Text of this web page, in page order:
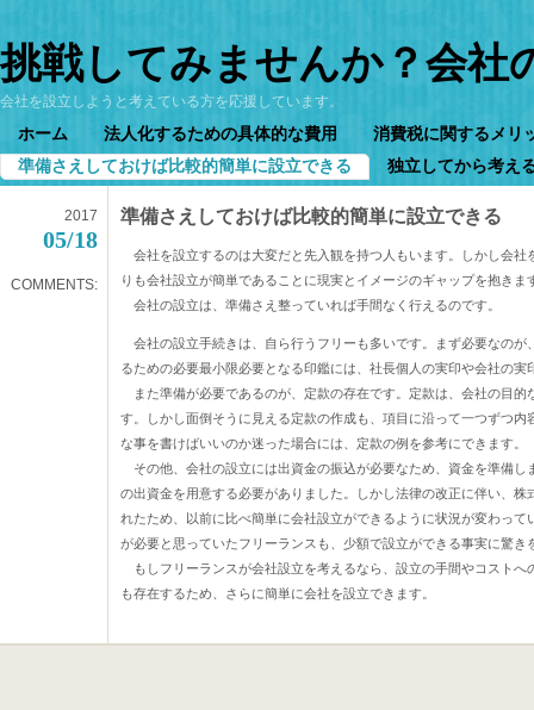
挑戦してみませんか？会社
会社を設立しようと考えている方を応援しています。
ホーム 法人化するための具体的な費用
消費税に関するメリ
準備さえしておけば比較的簡単に設立できる
独立してから考え
2017
05/18
COMMENTS:
準備さえしておけば比較的簡単に設立できる
会社を設立するのは大変だと先入観を持つ人もいます。しかし会社
りも会社設立が簡単であることに現実とイメージのギャップを抱きま
会社の設立は、準備さえ整っていれば手間なく行えるのです。
会社の設立手続きは、自ら行うフリーも多いです。まず必要なのが
るための必要最小限必要となる印鑑には、社長個人の実印や会社の
また準備が必要であるのが、定款の存在です。定款は、会社の目的
す。しかし面倒そうに見える定款の作成も、項目に沿って一つずつ
な事を書けばいいのか迷った場合には、定款の例を参考にできます。
その他、会社の設立には出資金の振込が必要なため、資金を準備し
の出資金を用意する必要がありました。しかし法律の改正に伴い、
れたため、以前に比べ簡単に会社設立ができるように状況が変わっ
が必要と思っていたフリーランスも、少額で設立ができる事実に驚
もしフリーランスが会社設立を考えるなら、設立の手間やコストへ
も存在するため、さらに簡単に会社を設立できます。